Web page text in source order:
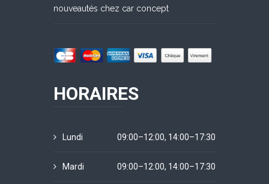
nouveautés chez car concept
HORAIRES
Lundi 09:00–12:00, 14:00–17:30
Mardi 09:00–12:00, 14:00–17:30